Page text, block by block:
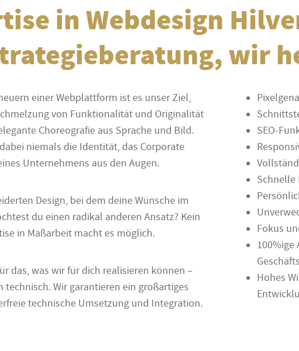
in Webdesign
wir
einer Webplattform ist es unser Ziel,
von Funktionalität und Originalität
Choreografie aus Sprache und Bild.
niemals die Identität, das Corporate
Unternehmens aus den Augen.
Design, bei dem deine Wünsche im
du einen radikal anderen Ansatz? Kein
in Maßarbeit macht es möglich.
das, was wir für dich realisieren können –
Wir garantieren ein großartiges
technische Umsetzung und Integration.
SEO-
Schnelle
Fokus
Hohes